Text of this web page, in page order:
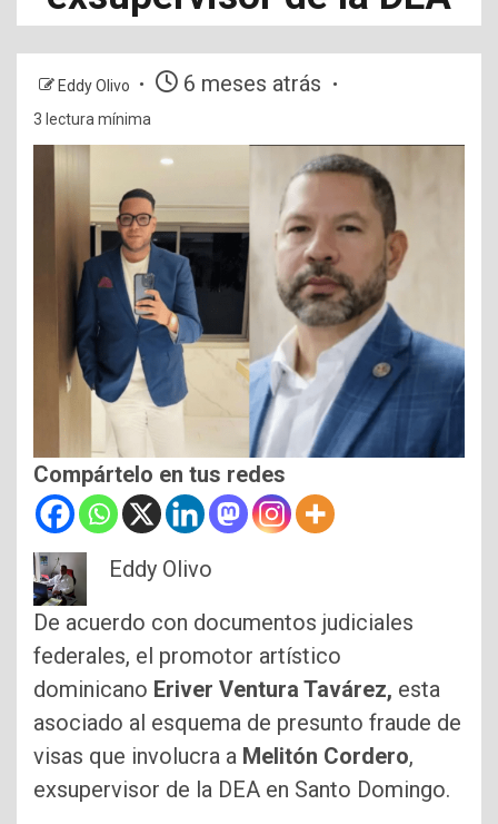
Eddy Olivo 6 meses atrás
3 lectura mínima
Compártelo en tus redes
Eddy Olivo
De acuerdo con documentos judiciales
federales, el promotor artístico
dominicano Eriver Ventura Tavárez, esta
asociado al esquema de presunto fraude de
visas que involucra a Melitón Cordero,
exsupervisor de la DEA en Santo Domingo.